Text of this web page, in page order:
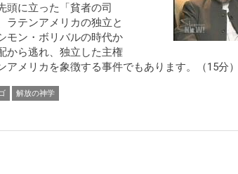
頭に立った「貧者の司
ラテンアメリカの独立と
モン・ボリバルの時代か
から逃れ、独立した主権
メリカを象徴する事件でもあります。（15分）
解放の神学